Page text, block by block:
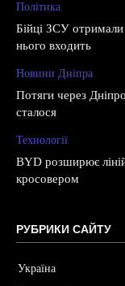
Політика
Бійці ЗСУ
нього входить
Новини Дніпра
Потяги через
сталося
Технології
BYD розширює
кросовером
РУБРИКИ САЙТУ
Україна